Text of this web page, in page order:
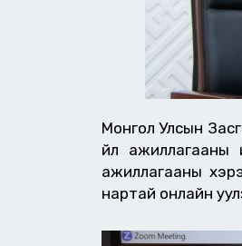
Монгол Улсын
үйл
ажиллагааны
нартай онлайн